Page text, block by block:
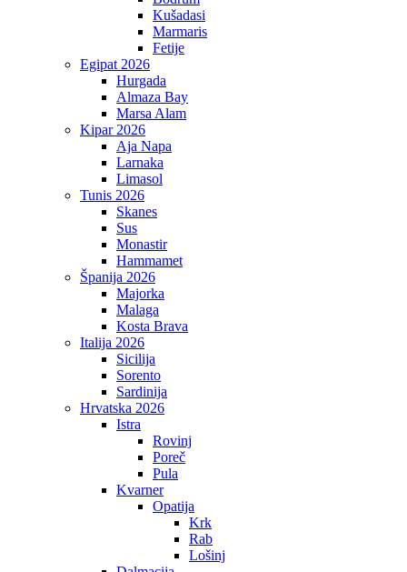
Kušadasi
Marmaris
Fetije
Egipat 2026
Hurgada
Almaza Bay
Marsa Alam
Kipar 2026
Aja Napa
Larnaka
Limasol
Tunis 2026
Skanes
Sus
Monastir
Hammamet
Španija 2026
Majorka
Malaga
Kosta Brava
Italija 2026
Sicilija
Sorento
Sardinija
Hrvatska 2026
Istra
Rovinj
Poreč
Pula
Kvarner
Opatija
Krk
Rab
Lošinj